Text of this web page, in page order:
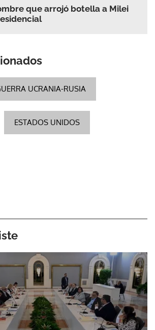
que arrojó botella a Milei
UCRANIA-RUSIA
ESTADOS UNIDOS